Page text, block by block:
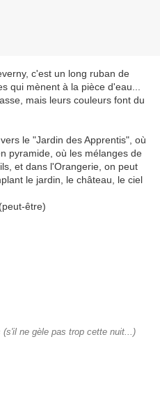
c'est un long ruban de
qui mènent à la pièce d'eau...
mais leurs couleurs font du
le "Jardin des Apprentis", où
pyramide, où les mélanges de
et dans l'Orangerie, on peut
le jardin, le château, le ciel
être)
ne gèle pas trop cette nuit...)